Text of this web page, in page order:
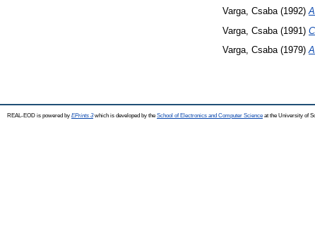
Varga, Csaba (1992)
Varga, Csaba (1991)
Varga, Csaba(1979)
REAL-EOD is powered by EPrints 3which is developed by the School of Electronics and Computer Science at the University of